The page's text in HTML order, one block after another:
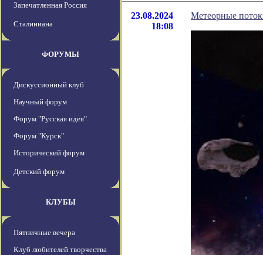
Запечатленная Россия
Сталиниана
ФОРУМЫ
Дискуссионный клуб
Научный форум
Форум "Русская идея"
Форум "Курск"
Исторический форум
Детский форум
КЛУБЫ
Пятничные вечера
Клуб любителей творчества
23.08.2024
18:08
Метеорные